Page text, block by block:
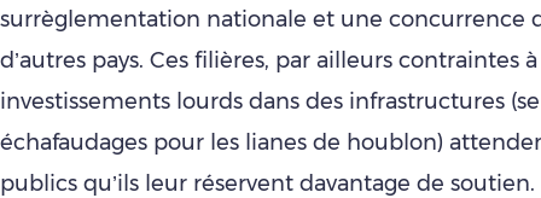
surrèglementation nationale et une concurrence
d’autres pays. Ces filières, par ailleurs contraintes
investissements lourds dans des infrastructures
échafaudages pour les lianes de houblon)
publics qu’ils leur réservent davantage de soutien.